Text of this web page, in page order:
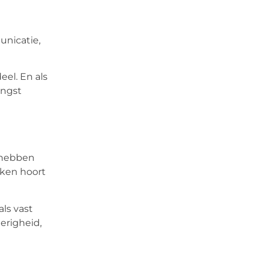
En als
hoort
vast